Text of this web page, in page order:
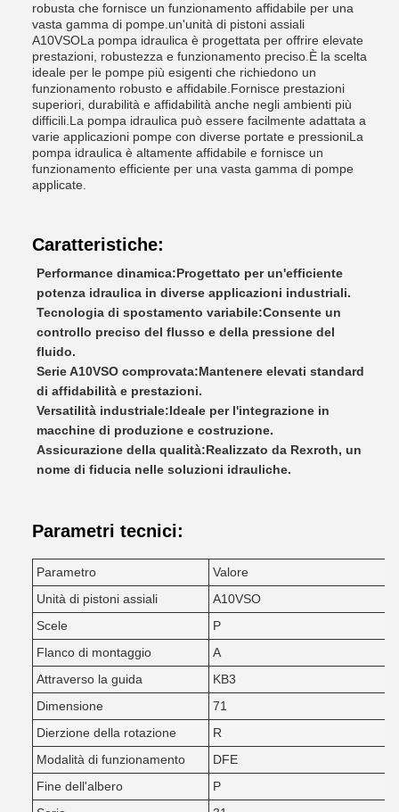
robusta che fornisce un funzionamento affidabile per una
vasta gamma di pompe.un'unità di pistoni assiali
A10VSOLa pompa idraulica è progettata per offrire elevate
prestazioni, robustezza e funzionamento preciso.È la scelta
ideale per le pompe più esigenti che richiedono un
funzionamento robusto e affidabile.Fornisce prestazioni
superiori, durabilità e affidabilità anche negli ambienti più
difficili.La pompa idraulica può essere facilmente adattata a
varie applicazioni pompe con diverse portate e pressioniLa
pompa idraulica è altamente affidabile e fornisce un
funzionamento efficiente per una vasta gamma di pompe
applicate.
Caratteristiche:
Performance dinamica:Progettato per un'efficiente
potenza idraulica in diverse applicazioni industriali.
Tecnologia di spostamento variabile:Consente un
controllo preciso del flusso e della pressione del
fluido.
Serie A10VSO comprovata:Mantenere elevati standard
di affidabilità e prestazioni.
Versatilità industriale:Ideale per l'integrazione in
macchine di produzione e costruzione.
Assicurazione della qualità:Realizzato da Rexroth, un
nome di fiducia nelle soluzioni idrauliche.
Parametri tecnici:
Parametro
Valore
Unità di pistoni assiali
A10VSO
Scele
P
Flanco di montaggio
A
Attraverso la guida
KB3
Dimensione
71
Dierzione della rotazione
R
Modalità di funzionamento
DFE
Fine dell'albero
P